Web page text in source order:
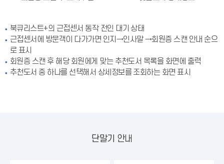
북큐리스트+의 근접센서 동작 전인 대기 상태
근접센서에 방문객이 다가가면 인지→인사말 →회원증 스캔 안내 순으
로 표시
회원증 스캔 후 해당 회원에게 맞는 추천도서 목록을 화면에 출력
추천도서 중 하나를 선택해서 상세정보를 조회하는 화면 표시
단말기 안내